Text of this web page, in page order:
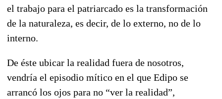
el trabajo para el patriarcado es la transformación
de la naturaleza, es decir, de lo externo, no de lo
interno.
De éste ubicar la realidad fuera de nosotros,
vendría el episodio mítico en el que Edipo se
arrancó los ojos para no “ver la realidad”,